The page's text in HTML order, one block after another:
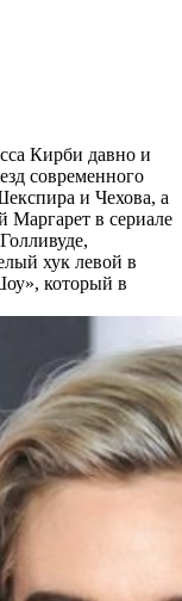
Кирби давно и
современного
и Чехова, а
Маргарет в сериале
хук левой в
который в